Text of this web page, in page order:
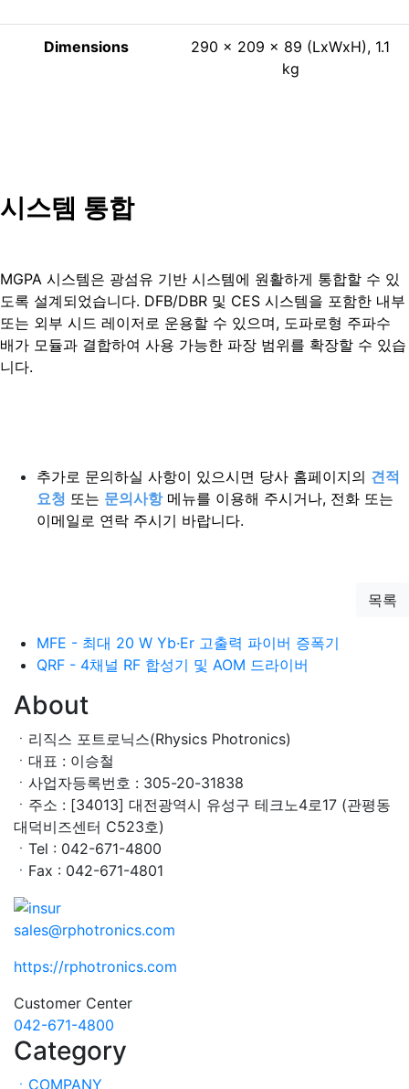
Dimensions
290 x 209 x 89 (LxWxH), 1.1
kg
시스템 통합
MGPA 시스템은 광섬유 기반 시스템에 원활하게 통합할 수 있
도록 설계되었습니다. DFB/DBR 및 CES 시스템을 포함한 내부
또는 외부 시드 레이저로 운용할 수 있으며, 도파로형 주파수
배가 모듈과 결합하여 사용 가능한 파장 범위를 확장할 수 있습
니다.
추가로 문의하실 사항이 있으시면 당사 홈페이지의 견적
요청 또는 문의사항메뉴를 이용해 주시거나, 전화 또는
이메일로 연락 주시기 바랍니다.
목록
MFE - 최대 20 W Yb·Er 고출력 파이버 증폭기
QRF - 4채널 RF 합성기 및 AOM 드라이버
About
ㆍ리직스 포트로닉스(Rhysics Photronics)
ㆍ대표 : 이승철
ㆍ사업자등록번호 : 305-20-31838
ㆍ주소 : [34013] 대전광역시 유성구 테크노4로17 (관평동
대덕비즈센터 C523호)
ㆍTel : 042-671-4800
ㆍFax : 042-671-4801
sales@rphotronics.com
https://rphotronics.com
Customer Center
042-671-4800
Category
ㆍCOMPANY